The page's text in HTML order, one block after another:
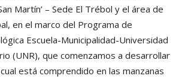
Martín’ – Sede El Trébol y el área de
en el marco del Programa de
Escuela-Municipalidad-Universidad
(UNR), que comenzamos a desarrollar
está comprendido en las manzanas